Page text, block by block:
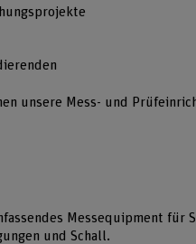
unsere Mess- und
Messequipment für
und Schall.